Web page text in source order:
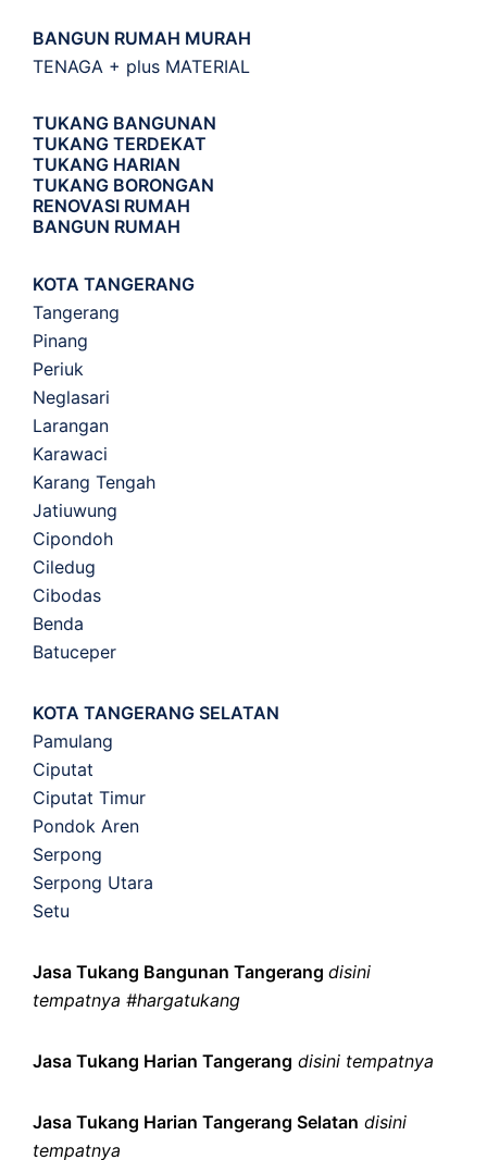
BANGUN RUMAH MURAH
TENAGA + plus MATERIAL
TUKANG BANGUNAN
TUKANG TERDEKAT
TUKANG HARIAN
TUKANG BORONGAN
RENOVASI RUMAH
BANGUN RUMAH
KOTA TANGERANG
Tangerang
Pinang
Periuk
Neglasari
Larangan
Karawaci
Karang Tengah
Jatiuwung
Cipondoh
Ciledug
Cibodas
Benda
Batuceper
KOTA TANGERANG SELATAN
Pamulang
Ciputat
Ciputat Timur
Pondok Aren
Serpong
Serpong Utara
Setu
Jasa Tukang Bangunan Tangerang disini
tempatnya #hargatukang
Jasa Tukang Harian Tangerang disini tempatnya
Jasa Tukang Harian Tangerang Selatan disini
tempatnya